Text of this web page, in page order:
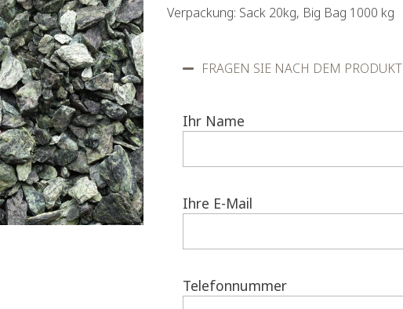
Verpackung: Sack 20kg, Big Bag 1000 kg
FRAGEN SIE NACH DEM PRODUKT
Ihr Name
Ihre E-Mail
Telefonnummer